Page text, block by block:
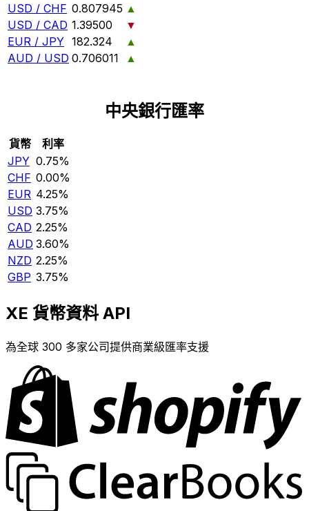
USD / CHF 0.807945 ▲
USD / CAD 1.39500
▼
EUR / JPY 182.324
▲
AUD / USD 0.706011 ▲
中央銀行匯率
貨幣
利率
JPY 0.75%
CHF 0.00%
EUR 4.25%
USD 3.75%
CAD 2.25%
AUD 3.60%
NZD 2.25%
GBP 3.75%
XE 貨幣資料 API
為全球 300 多家公司提供商業級匯率支援